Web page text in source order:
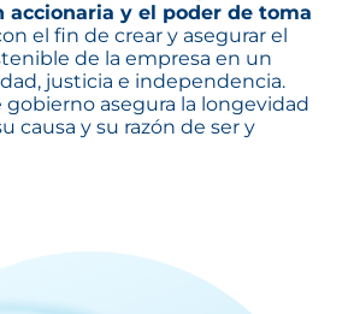
accionaria y el poder de toma
el fin de crear y asegurar el
de la empresa en un
justicia e independencia.
gobierno asegura la longevidad
causa y su razón de ser y